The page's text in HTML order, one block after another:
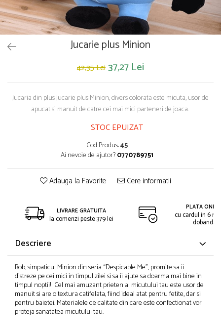
Papusi si accesorii
Trotinete
Trenulete si masinute
Unelte si bancuri de lucru
Jucarie plus Minion
42,35 Lei37,27 Lei
Jucaria din plus Jucarie plus Minion, divers colorata este micuta, usor de
apucat si manuit de catre cei mai mici parteneri de joaca.
STOC EPUIZAT
Cod Produs:45
Ai nevoie de ajutor?0770789751
Adauga la Favorite Cere informatii
LIVRARE GRATUITA
la comenzi peste 379 lei
PLATA
cu cardul in 6
dobanda
Descriere
Bob, simpaticul Minion din seria “Despicable Me”, promite sa ii
distreze pe cei mici in timpul zilei si sa ii ajute sa doarma mai bine in
timpul noptii! Cel mai amuzant prieten al micutului tau este usor de
manuit si are o textura catifelata, fiind ideal atat pentru fetite, dar si
pentru baietei. Materialele de calitate din care este confectionat vor
proteja sanatatea micutului tau.